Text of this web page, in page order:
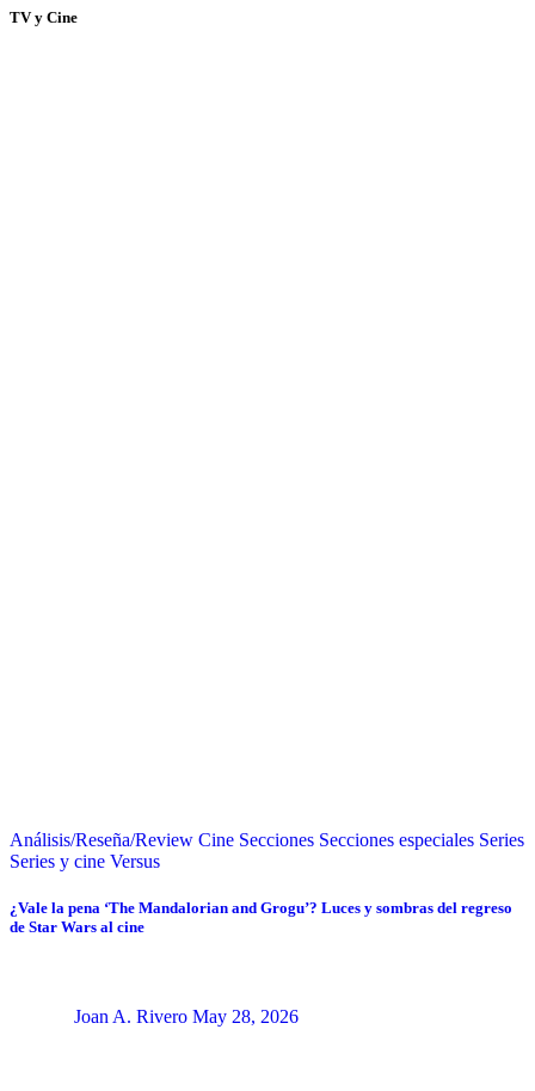
TV y Cine
Análisis/Reseña/Review Cine Secciones Secciones especiales Series
Series y cine Versus
¿Vale la pena ‘The Mandalorian and Grogu’? Luces y sombras del regreso
de Star Wars al cine
Joan A. Rivero May 28, 2026